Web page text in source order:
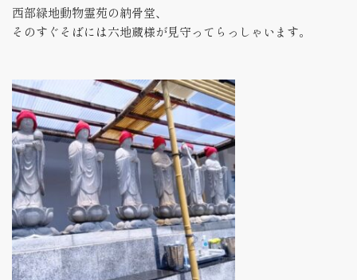
西部緑地動物霊苑の納骨堂、
そのすぐそばには六地蔵様が見守ってらっしゃいます。